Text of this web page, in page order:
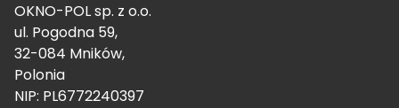
OKNO-POL sp. z o.o.
ul. Pogodna 59,
32-084 Mników,
Polonia
NIP: PL6772240397